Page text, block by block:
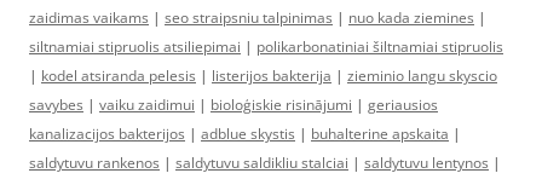
zaidimas vaikams | seo straipsniu talpinimas | nuo kada ziemines |
siltnamiai stipruolis atsiliepimai | polikarbonatiniai šiltnamiai stipruolis
| kodel atsiranda pelesis | listerijos bakterija | zieminio langu skyscio
savybes | vaiku zaidimui | bioloģiskie risinājumi | geriausios
kanalizacijos bakterijos | adblue skystis | buhalterine apskaita |
saldytuvu rankenos | saldytuvu saldikliu stalciai | saldytuvu lentynos |